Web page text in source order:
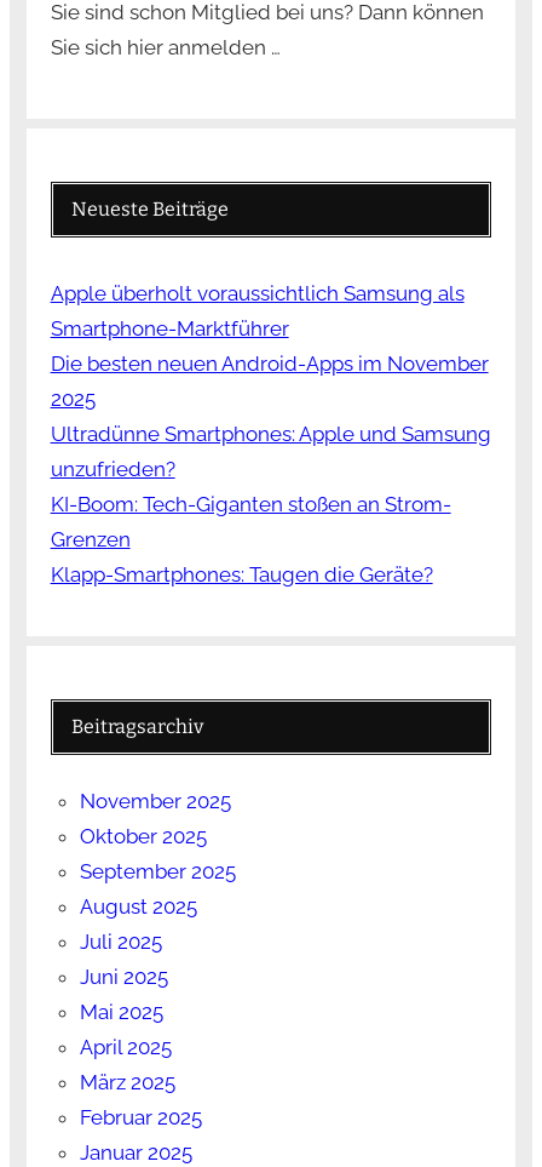
Sie sind schon Mitglied bei uns? Dann können
Sie sich hier anmelden …
Neueste Beiträge
Apple überholt voraussichtlich Samsung als
Smartphone-Marktführer
Die besten neuen Android-Apps im November
2025
Ultradünne Smartphones: Apple und Samsung
unzufrieden?
KI-Boom: Tech-Giganten stoßen an Strom-
Grenzen
Klapp-Smartphones: Taugen die Geräte?
Beitragsarchiv
November 2025
Oktober 2025
September 2025
August 2025
Juli 2025
Juni 2025
Mai 2025
April 2025
März 2025
Februar 2025
Januar 2025